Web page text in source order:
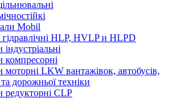
Mobil
HLP, HVLP и HLPD
LKW вантажівок, автобусів,
та дорожньої техніки
редукторні CLP